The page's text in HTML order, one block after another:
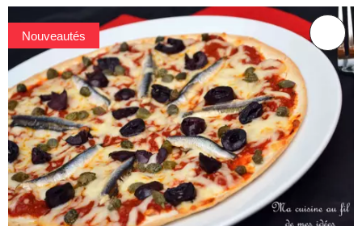
Nouveautés